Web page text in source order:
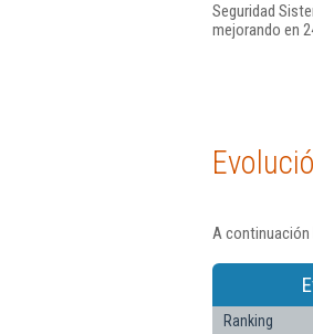
Seguridad
mejorando en
A continuación
Ranking